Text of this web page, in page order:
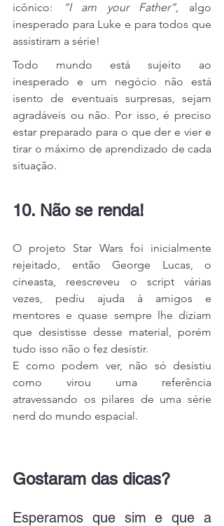
icônico:
“I am your Father”, algo
inesperado para Luke e para todos que
assistiram a série!
Todo mundo está sujeito ao
inesperado e um negócio não está
isento de eventuais surpresas, sejam
agradáveis ou não. Por isso, é preciso
estar preparado para o que der e vier e
tirar o máximo de aprendizado de cada
situação.
10. Não se renda!
O projeto Star Wars foi inicialmente
rejeitado, então George Lucas, o
cineasta, reescreveu o script várias
vezes, pediu ajuda à amigos e
mentores e quase sempre lhe diziam
que desistisse desse material, porém
tudo isso não o fez desistir.
E como podem ver, não só desistiu
como virou uma referência
atravessando os pilares de uma série
nerd do mundo espacial.
Gostaram das dicas?
Esperamos que sim e que a